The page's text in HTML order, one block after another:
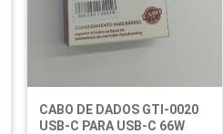
CABO DE DADOS GTI-0020
USB-C PARA USB-C 66W